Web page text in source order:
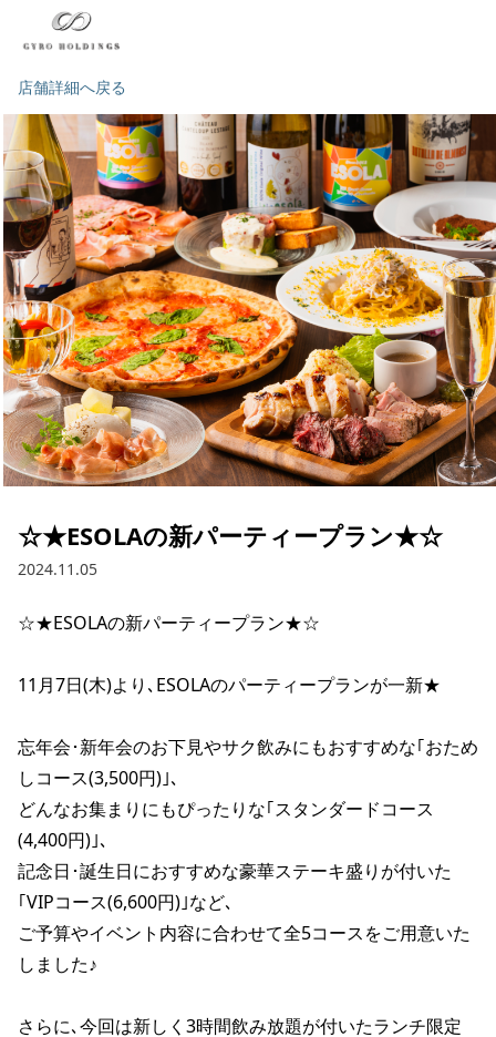
店舗詳細へ戻る
☆★ESOLAの新パーティープラン★☆
2024.11.05
☆★ESOLAの新パーティープラン★☆
11月7日(木)より､ESOLAのパーティープランが一新★
忘年会･新年会のお下見やサク飲みにもおすすめな｢おため
しコース(3,500円)｣､
どんなお集まりにもぴったりな｢スタンダードコース
(4,400円)｣､
記念日･誕生日におすすめな豪華ステーキ盛りが付いた
｢VIPコース(6,600円)｣など､
ご予算やイベント内容に合わせて全5コースをご用意いた
しました♪
さらに､今回は新しく3時間飲み放題が付いたランチ限定